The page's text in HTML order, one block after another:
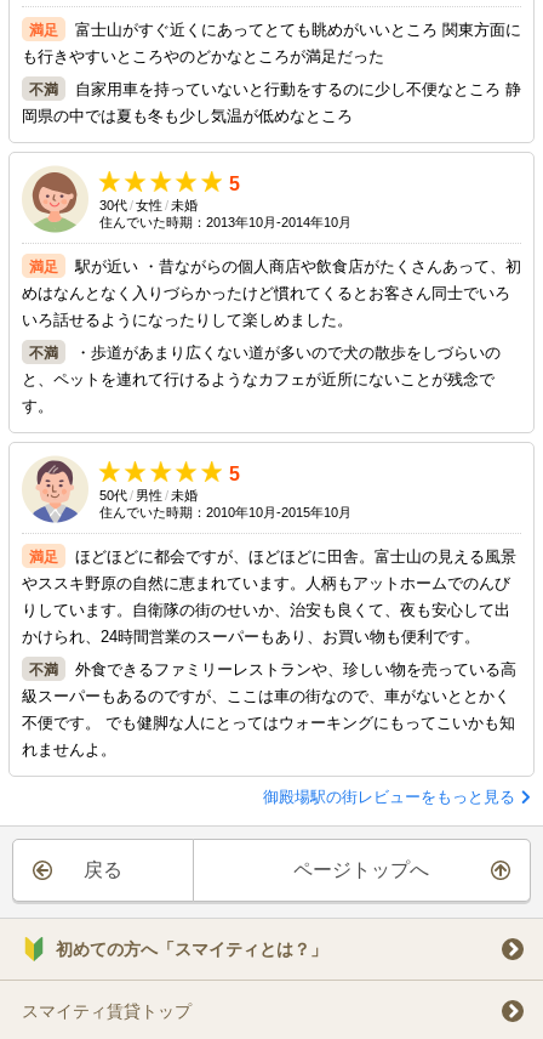
います。御殿場プレミアムアウトレットへは約15分、御殿場高原時之栖冬と御
殿場高原ビールへは約25分のアクセスです。毎週のようにイベント開催してい
る富士スピードウェイへは、富士急行バスで約25分の立地です。
富士山がすぐ近くにあってとても眺めがいいところ 関東方面に
も行きやすいところやのどかなところが満足だった
自家用車を持っていないと行動をするのに少し不便なところ 静
岡県の中では夏も冬も少し気温が低めなところ
5
30代/女性/未婚
住んでいた時期：2013年10月-2014年10月
駅が近い ・昔ながらの個人商店や飲食店がたくさんあって、初
めはなんとなく入りづらかったけど慣れてくるとお客さん同士でいろ
いろ話せるようになったりして楽しめました。
・歩道があまり広くない道が多いので犬の散歩をしづらいの
と、ペットを連れて行けるようなカフェが近所にないことが残念で
す。
5
50代/ 男性/未婚
住んでいた時期：2010年10月-2015年10月
ほどほどに都会ですが、ほどほどに田舎。富士山の見える風景
やススキ野原の自然に恵まれています。人柄もアットホームでのんび
りしています。自衛隊の街のせいか、治安も良くて、夜も安心して出
かけられ、24時間営業のスーパーもあり、お買い物も便利です。
外食できるファミリーレストランや、珍しい物を売っている高
級スーパーもあるのですが、ここは車の街なので、車がないととかく
不便です。 でも健脚な人にとってはウォーキングにもってこいかも知
れませんよ。
御殿場駅の街レビューをもっと見る
戻る ページトップへ
初めての方へ「スマイティとは？」
スマイティ賃貸トップ